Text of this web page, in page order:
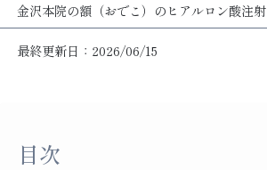
金沢本院の額（おでこ）のヒアルロン酸注射
最終更新日：2026/06/15
目次